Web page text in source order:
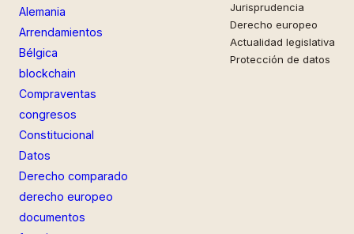
Alemania
Arrendamientos
Bélgica
blockchain
Compraventas
congresos
Constitucional
Datos
Derecho comparado
derecho europeo
documentos
Jurisprudencia
Derecho europeo
Actualidad legislativa
Protección de datos